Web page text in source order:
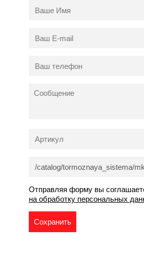
Отправляя форму вы
на обработку персональных